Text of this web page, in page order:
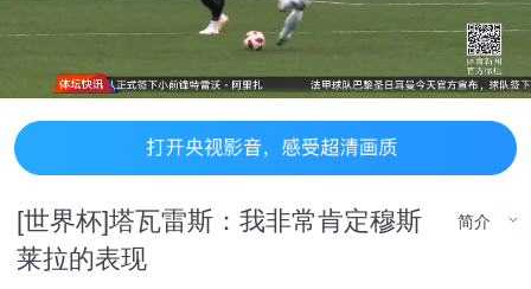
[世界杯]塔瓦雷斯：我非常肯定穆斯
莱拉的表现
简介